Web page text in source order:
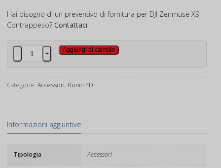
Hai bisogno di un preventivo di fornitura per DJI Zenmuse X9
Contrappeso? Contattaci
DJI
Zenmuse
Contrappeso
- +
Aggiungi al carrello
Categorie: Accessori, Ronin 4D
Informazioni aggiuntive
Tipologia Accessori